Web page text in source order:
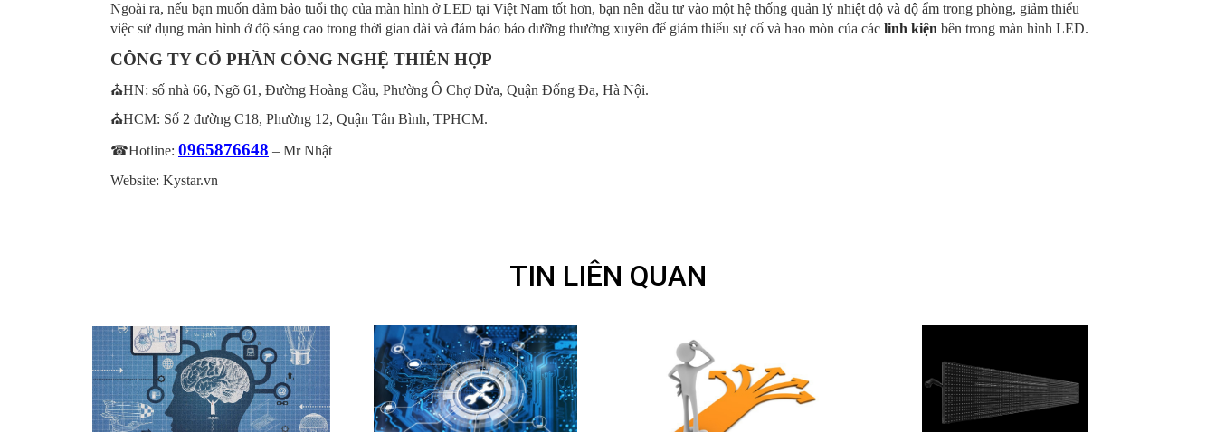
Ngoài ra, nếu bạn muốn đảm bảo tuổi thọ của màn hình ở LED tại Việt Nam tốt hơn, bạn nên đầu tư vào một hệ thống quản lý nhiệt độ và độ ẩm trong phòng, giảm thiểu
việc sử dụng màn hình ở độ sáng cao trong thời gian dài và đảm bảo bảo dưỡng thường xuyên để giảm thiểu sự cố và hao mòn của các linh kiện bên trong màn hình LED.
CÔNG TY CỔ PHẦN CÔNG NGHỆ THIÊN HỢP
⛪HN: số nhà 66, Ngõ 61, Đường Hoàng Cầu, Phường Ô Chợ Dừa, Quận Đống Đa, Hà Nội.
⛪HCM: Số 2 đường C18, Phường 12, Quận Tân Bình, TPHCM.
☎Hotline: 0965876648 – Mr Nhật
Website: Kystar.vn
TIN LIÊN QUAN